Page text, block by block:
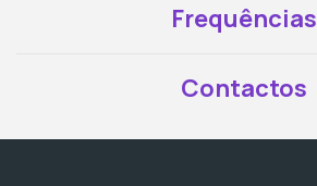
Frequências
Contactos